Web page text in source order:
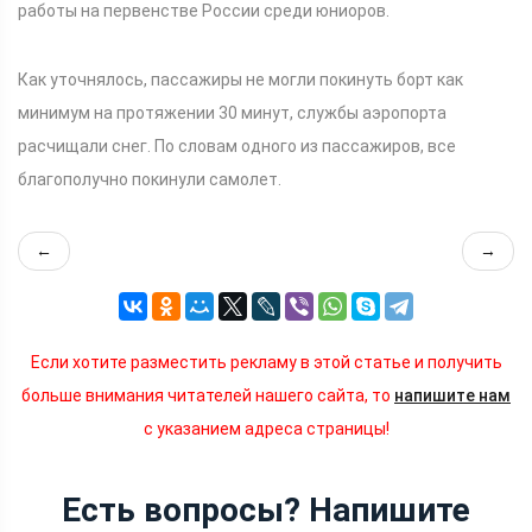
работы на первенстве России среди юниоров.
Как уточнялось, пассажиры не могли покинуть борт как
минимум на протяжении 30 минут, службы аэропорта
расчищали снег. По словам одного из пассажиров, все
благополучно покинули самолет.
← →
Если хотите разместить рекламу в этой статье и получить
больше внимания читателей нашего сайта, то напишите нам
с указанием адреса страницы!
Есть вопросы? Напишите